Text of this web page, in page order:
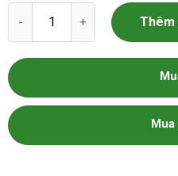
Rau Cải Mèo Sapa số lượng
Thêm